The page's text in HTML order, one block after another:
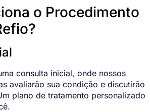
o Procedimento
consulta inicial, onde nossos
avaliarão sua condição e discutirão
plano de tratamento personalizado